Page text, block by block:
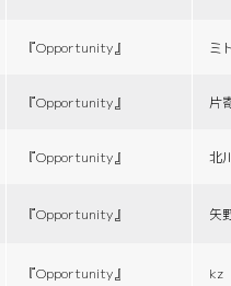
『Opportunity』 ミ
『Opportunity』 片
『Opportunity』 北
『Opportunity』 矢
『Opportunity』 kz